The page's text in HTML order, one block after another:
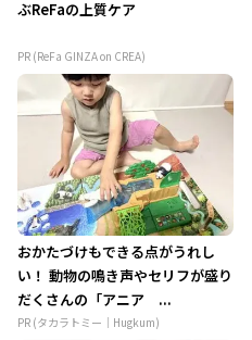
ぶReFaの上質ケア
PR (ReFa GINZA on CREA)
おかたづけもできる点がうれし
い！ 動物の鳴き声やセリフが盛り
だくさんの「アニア ...
PR (タカラトミー｜Hugkum)